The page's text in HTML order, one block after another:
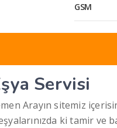
GSM
Servisi
Arayın sitemiz
ki tamir ve